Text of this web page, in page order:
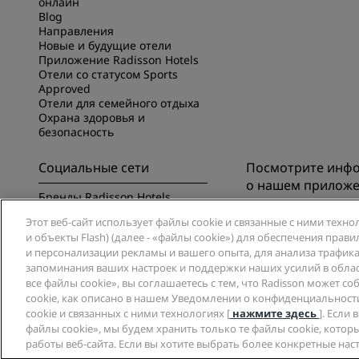
Blog
Направления
Новые и будущие отели
Приложение Radisson Hotels
Отели со статусом Sports
Approved
Отели для семейного отдыха
Охрана здоровья и
безопасность
Социальные сети
Бренды Radisson Hotels
Посмотрите
о нашем
Radisson Hotels
© 2026 Radisson Hotel Group.
Все права защищены. RHG Radisson
Radisson, Radisson Rewards и Radisson Meetings являются
Этот веб-сайт использует файлы cookie и связанные с ними
и объекты Flash) (далее - «файлы cookie») для обеспечения
и персонализации рекламы и вашего опыта, для анализа
запоминания ваших настроек и поддержки наших усилий в
все файлы cookie», вы соглашаетесь с тем, что Radisson может
cookie, как описано в нашем Уведомлении о
cookie и связанных с ними технологиях [ нажмите здесь]. Если
файлы cookie», мы будем хранить только те файлы cookie,
работы веб-сайта. Если вы хотите выбрать более конкретные